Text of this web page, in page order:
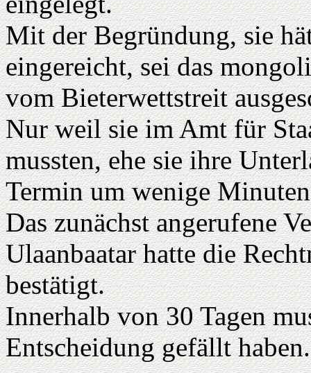
Mit der Begründung, sie
eingereicht, sei das
vom Bieterwettstreit
Nur weil sie im Amt für
mussten, ehe sie ihre
Termin um wenige
Das zunächst angerufene
Ulaanbaatar hatte die
bestätigt.
Innerhalb von 30 Tagen
Entscheidung gefällt haben.